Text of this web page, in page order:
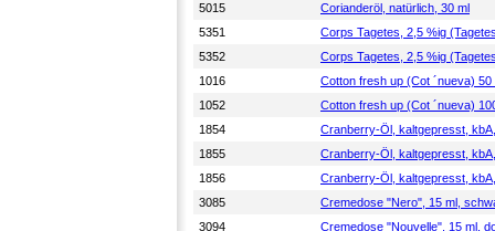
5015
Corianderöl, natürlich, 30 ml
5351
Corps Tagetes, 2,5 %ig
5352
Corps Tagetes, 2,5 %ig
1016
Cotton fresh up (Cot ´nueva)
1052
Cotton fresh up (Cot ´nueva)
1854
Cranberry-Öl, kaltgepresst,
1855
Cranberry-Öl, kaltgepresst,
1856
Cranberry-Öl, kaltgepresst,
3085
Cremedose "Nero", 15 ml,
3094
Cremedose "Nouvelle", 15 ml,